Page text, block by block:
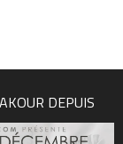
DEPUIS